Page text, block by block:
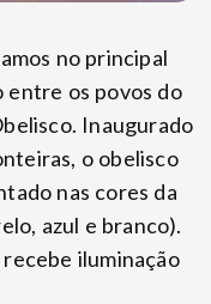
no principal
entre os povos do
Inaugurado
o obelisco
nas cores da
azul e branco).
iluminação